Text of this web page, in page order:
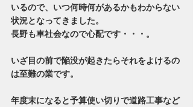
いるので、いつ何時何があるかもわからない
状況となってきました。
長野も車社会なので心配です・・・。
いざ目の前で陥没が起きたらそれをよけるの
は至難の業です。
年度末になると予算使い切りで道路工事など